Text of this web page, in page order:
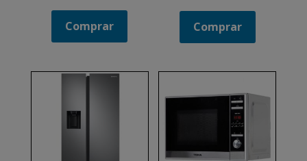
Comprar
precio
original
era:
Comprar